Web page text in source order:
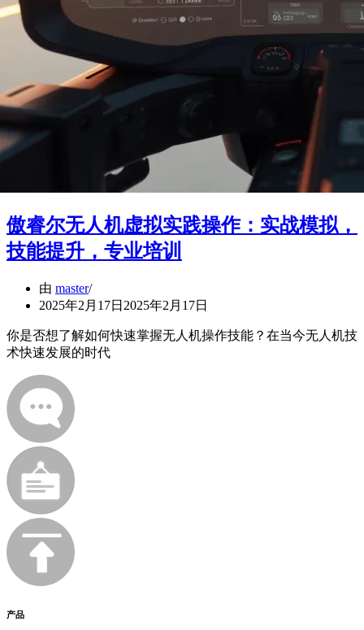
傲睿尔无人机虚拟实践操作：实战模拟，
技能提升，专业培训
由 master
2025年2月17日 2025年2月17日
你是否想了解如何快速掌握无人机操作技能？在当今无人机技
术快速发展的时代
产品